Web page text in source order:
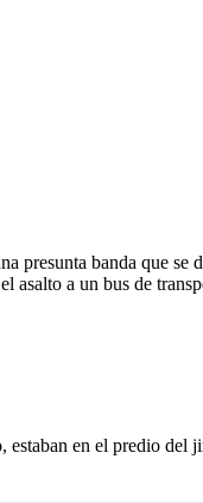
presunta banda que se
asalto a un bus de
estaban en el predio del